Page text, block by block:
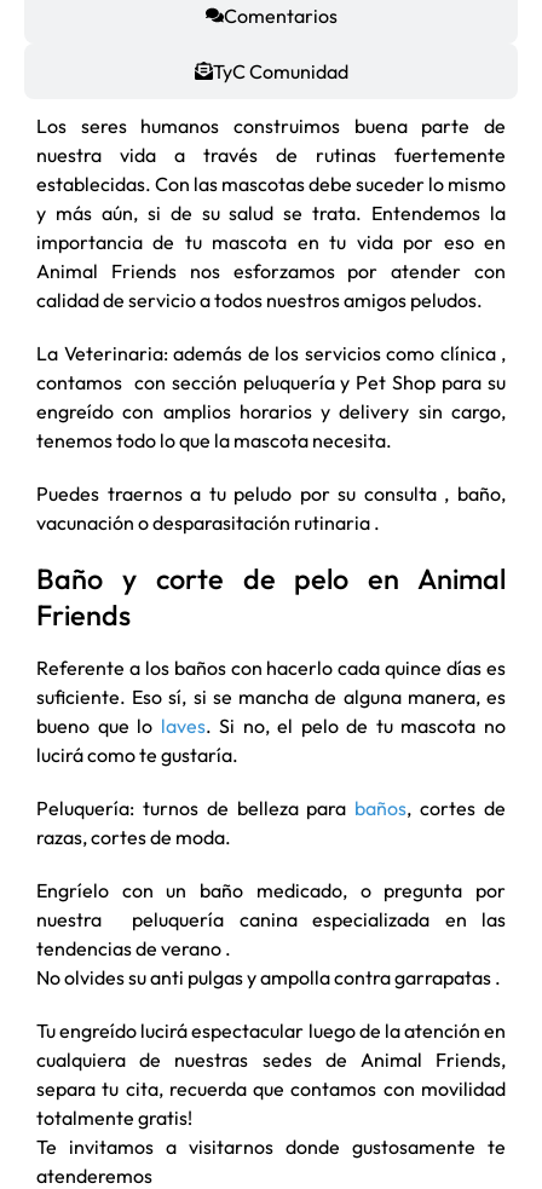
Comentarios
TyC Comunidad
Los seres humanos construimos buena parte de
nuestra vida a través de rutinas fuertemente
establecidas. Con las mascotas debe suceder lo mismo
y más aún, si de su salud se trata. Entendemos la
importancia de tu mascota en tu vida por eso en
Animal Friends nos esforzamos por atender con
calidad de servicio a todos nuestros amigos peludos.
La Veterinaria: además de los servicios como clínica ,
contamos con sección peluquería y Pet Shop para su
engreído con amplios horarios y delivery sin cargo,
tenemos todo lo que la mascota necesita.
Puedes traernos a tu peludo por su consulta , baño,
vacunación o desparasitación rutinaria .
Baño y corte de pelo en Animal
Friends
Referente a los baños con hacerlo cada quince días es
suficiente. Eso sí, si se mancha de alguna manera, es
bueno que lo laves. Si no, el pelo de tu mascota no
lucirá como te gustaría.
Peluquería: turnos de belleza para baños, cortes de
razas, cortes de moda.
Engríelo con un baño medicado, o pregunta por
nuestra peluquería canina especializada en las
tendencias de verano .
No olvides su anti pulgas y ampolla contra garrapatas .
Tu engreído lucirá espectacular luego de la atención en
cualquiera de nuestras sedes de Animal Friends,
separa tu cita, recuerda que contamos con movilidad
totalmente gratis!
Te invitamos a visitarnos donde gustosamente te
atenderemos